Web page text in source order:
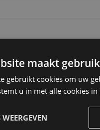
maakt
gebruikt cookies om uw
u in met alle cookies